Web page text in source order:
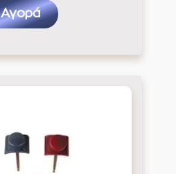
Αγορά